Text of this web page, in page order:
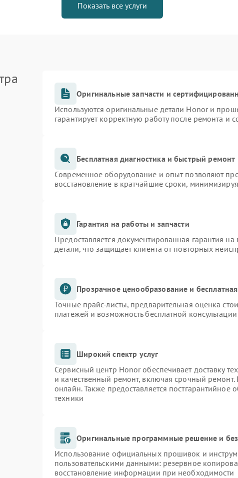
Показать все услуги
Оригинальные запчасти и
Используются оригинальные детали Honor и
гарантирует корректную работу после ремонта и
Бесплатная диагностика и быстрый ремонт
Современное оборудование и опыт позволяют
восстановление в кратчайшие сроки,
Гарантия на работы и запчасти
Предоставляется документированная гарантия
детали, что защищает клиента от повторных
Прозрачное ценообразование и
Точные прайс-листы, предварительная оценка
платежей и возможность бесплатной
Широкий спектр услуг
Сервисный центр Honor обеспечивает доставку
и качественный ремонт, включая срочный ремонт.
онлайн. Также предоставляется
техники
Оригинальные программные решение и
Использование официальных прошивок и
пользовательскими данными: резервное
восстановление информации при необходимости